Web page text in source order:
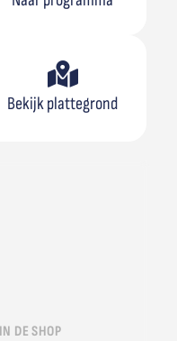
Bekijk plattegrond
DE SHOP